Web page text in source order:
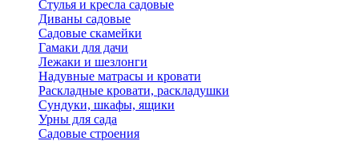
Стулья и кресла садовые
Диваны садовые
Садовые скамейки
Гамаки для дачи
Лежаки и шезлонги
Надувные матрасы и кровати
Раскладные кровати, раскладушки
Сундуки, шкафы, ящики
Урны для сада
Садовые строения